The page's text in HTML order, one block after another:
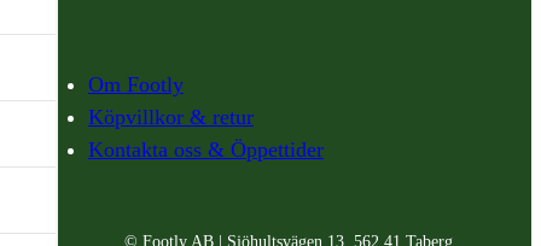
Om Footly
Köpvillkor & retur
Kontakta oss & Öppettider
© Footly AB | Sjöhultsvägen 13, 562 41 Taberg